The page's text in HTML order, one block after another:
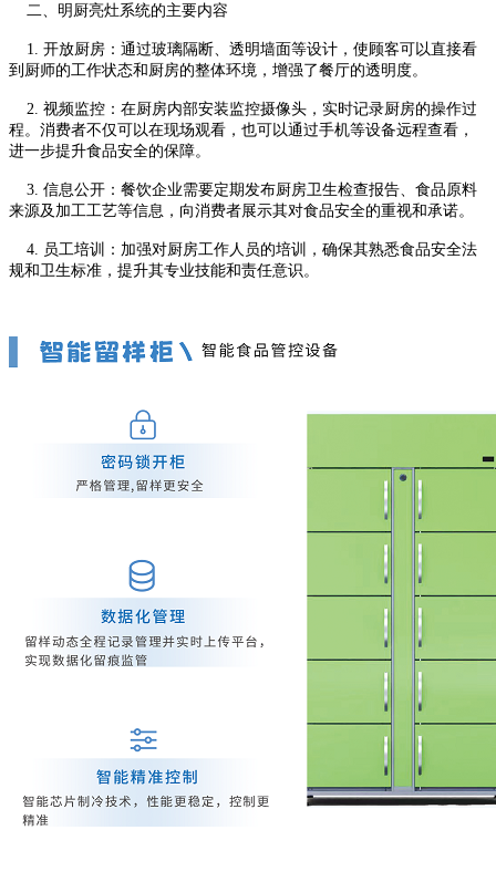
二、明厨亮灶系统的主要内容
1. 开放厨房：通过玻璃隔断、透明墙面等设计，使顾客可以直接看
到厨师的工作状态和厨房的整体环境，增强了餐厅的透明度。
2. 视频监控：在厨房内部安装监控摄像头，实时记录厨房的操作过
程。消费者不仅可以在现场观看，也可以通过手机等设备远程查看，
进一步提升食品安全的保障。
3. 信息公开：餐饮企业需要定期发布厨房卫生检查报告、食品原料
来源及加工工艺等信息，向消费者展示其对食品安全的重视和承诺。
4. 员工培训：加强对厨房工作人员的培训，确保其熟悉食品安全法
规和卫生标准，提升其专业技能和责任意识。